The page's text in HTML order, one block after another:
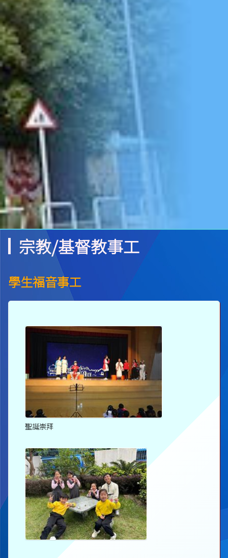
宗教/基督教事工
學生福音事工
聖誕崇拜